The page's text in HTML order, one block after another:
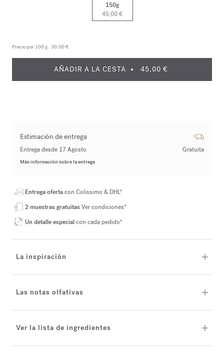
150g
45,00 €
Precio por 100 g : 30,00 €
AÑADIR A LA CESTA 45,00 €
Estimación de entrega
Entrega desde 17 Agosto Gratuita
Más información sobre la entrega
Entrega ofertacon Colissimo & DHL*
2 muestras gratuitasVer condiciones*
Un detalle especialcon cada pedido*
La inspiración
Las notas olfativas
Ver la lista de ingredientes